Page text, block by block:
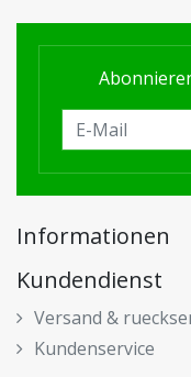
Informationen
Kundendienst
Versand &
Kundenservice